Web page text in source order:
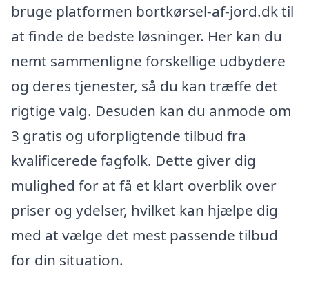
bruge platformen bortkørsel-af-jord.dk til
at finde de bedste løsninger. Her kan du
nemt sammenligne forskellige udbydere
og deres tjenester, så du kan træffe det
rigtige valg. Desuden kan du anmode om
3 gratis og uforpligtende tilbud fra
kvalificerede fagfolk. Dette giver dig
mulighed for at få et klart overblik over
priser og ydelser, hvilket kan hjælpe dig
med at vælge det mest passende tilbud
for din situation.